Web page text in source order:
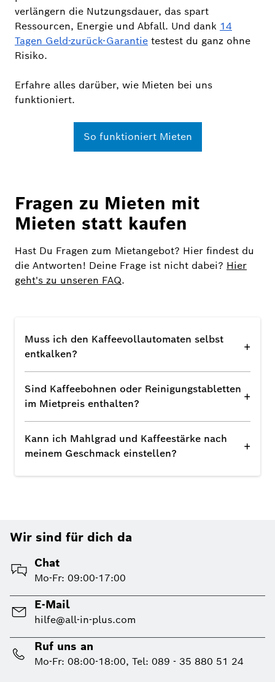
verlängern die Nutzungsdauer, das spart
Ressourcen, Energie und Abfall. Und dank 14
Tagen Geld-zurück-Garantie testest du ganz ohne
Risiko.
Erfahre alles darüber, wie Mieten bei uns
funktioniert.
So funktioniert Mieten
Fragen zu Mieten mit
Mieten statt kaufen
Hast Du Fragen zum Mietangebot? Hier findest du
die Antworten! Deine Frage ist nicht dabei? Hier
geht's zu unseren FAQ.
Muss ich den Kaffeevollautomaten selbst
entkalken?
+
Sind Kaffeebohnen oder Reinigungstabletten
im Mietpreis enthalten?
+
Kann ich Mahlgrad und Kaffeestärke nach
meinem Geschmack einstellen?
+
Wir sind für dich da
Chat
Mo-Fr: 09:00-17:00
E-Mail
hilfe@all-in-plus.com
Ruf uns an
Mo-Fr: 08:00-18:00, Tel: 089 - 35 880 51 24